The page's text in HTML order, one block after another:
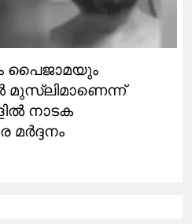
പൈജാമയും
മുസ്‌ലിമാണെന്ന്
നാടക